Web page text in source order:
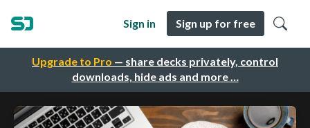
Upgrade to Pro — share decks privately, control
downloads, hide ads and more …
Sign in Sign up for free